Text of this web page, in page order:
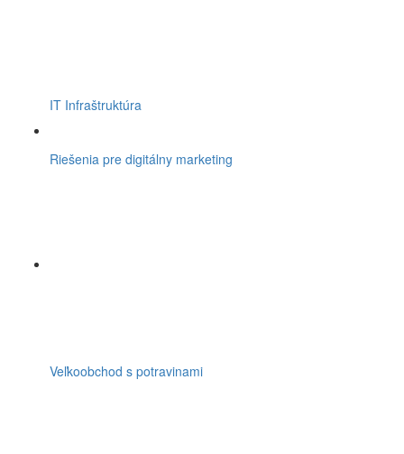
IT Infraštruktúra
Riešenia pre digitálny marketing
Veľkoobchod s potravinami